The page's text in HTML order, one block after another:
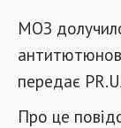
МОЗ
передає
Про це